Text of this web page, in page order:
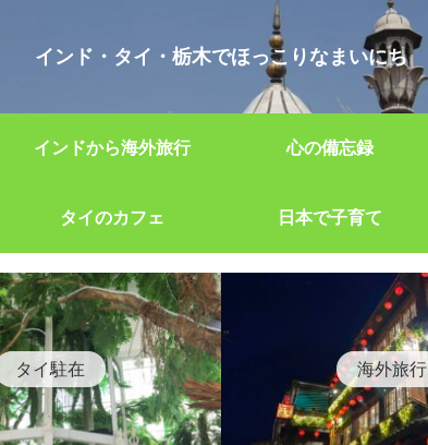
インド・タイ・栃木でほっこりなまいにち
インドから海外旅行 心の備忘録
タイのカフェ 日本で子育て
タイ駐在 海外旅行